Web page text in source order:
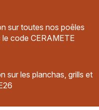
sur toutes nos poêles
code CERAMETE
sur les planchas, grills et